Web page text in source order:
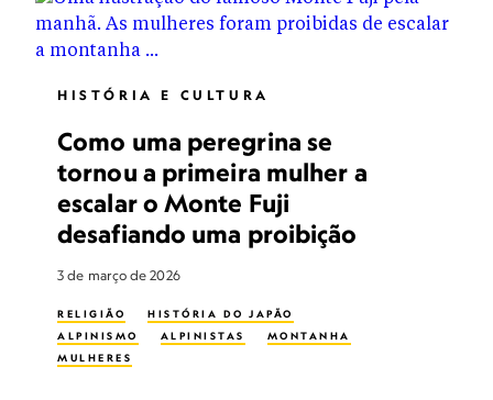
HISTÓRIA E CULTURA
Como uma peregrina se
tornou a primeira mulher a
escalar o Monte Fuji
desafiando uma proibição
3 de março de 2026
RELIGIÃO
HISTÓRIA DO JAPÃO
ALPINISMO
ALPINISTAS
MONTANHA
MULHERES